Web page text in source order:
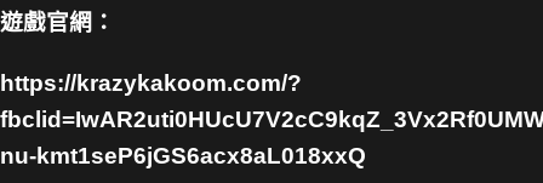
遊戲官網：
https://krazykakoom.com/?
nu-kmt1seP6jGS6acx8aL018xxQ